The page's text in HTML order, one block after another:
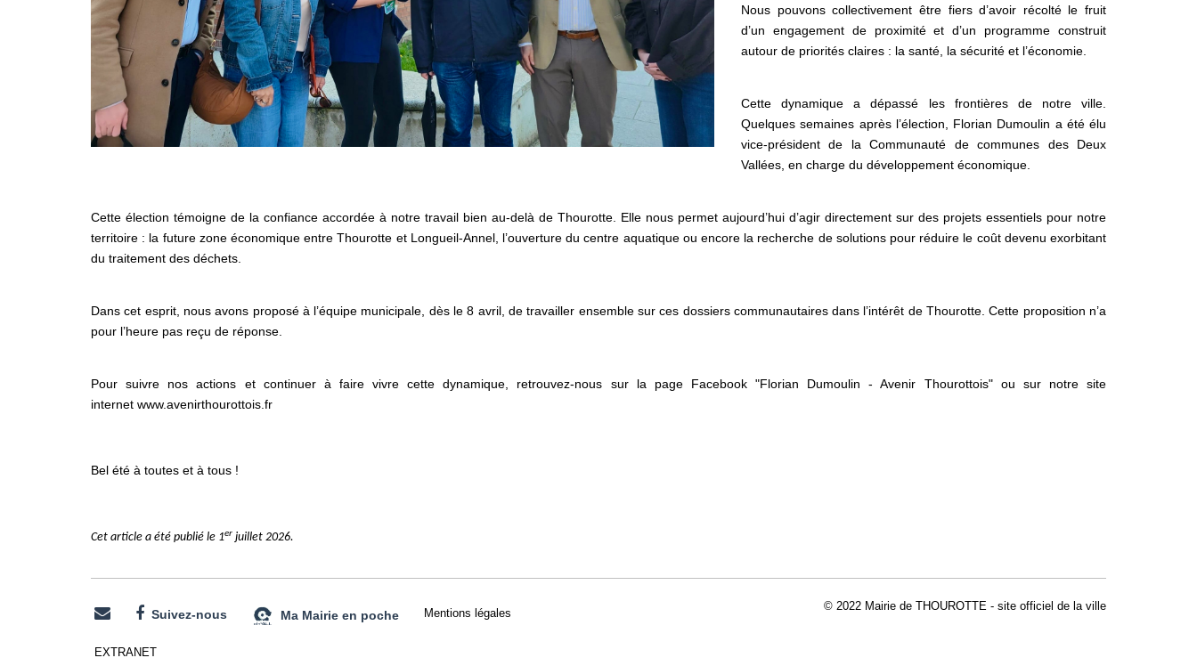
Nous pouvons collectivement être fiers d’avoir récolté le fruit
d’un engagement de proximité et d’un programme construit
autour de priorités claires : la santé, la sécurité et l’économie.
Cette dynamique a dépassé les frontières de notre ville.
Quelques semaines après l’élection, Florian Dumoulin a été élu
vice-président de la Communauté de communes des Deux
Vallées, en charge du développement économique.
Cette élection témoigne de la confiance accordée à notre travail bien au-delà de Thourotte. Elle nous permet aujourd’hui d’agir directement sur des projets essentiels pour notre
territoire : la future zone économique entre Thourotte et Longueil-Annel, l’ouverture du centre aquatique ou encore la recherche de solutions pour réduire le coût devenu exorbitant
du traitement des déchets.
Dans cet esprit, nous avons proposé à l’équipe municipale, dès le 8 avril, de travailler ensemble sur ces dossiers communautaires dans l’intérêt de Thourotte. Cette proposition n’a
pour l’heure pas reçu de réponse.
Pour suivre nos actions et continuer à faire vivre cette dynamique, retrouvez-nous sur la page Facebook "Florian Dumoulin - Avenir Thourottois" ou sur notre site
internet www.avenirthourottois.fr
Bel été à toutes et à tous !
Cet article a été publié le 1er juillet 2026.
Suivez-nous Ma Mairie en poche Mentions légales
EXTRANET
© 2022 Mairie de THOUROTTE - site officiel de la ville